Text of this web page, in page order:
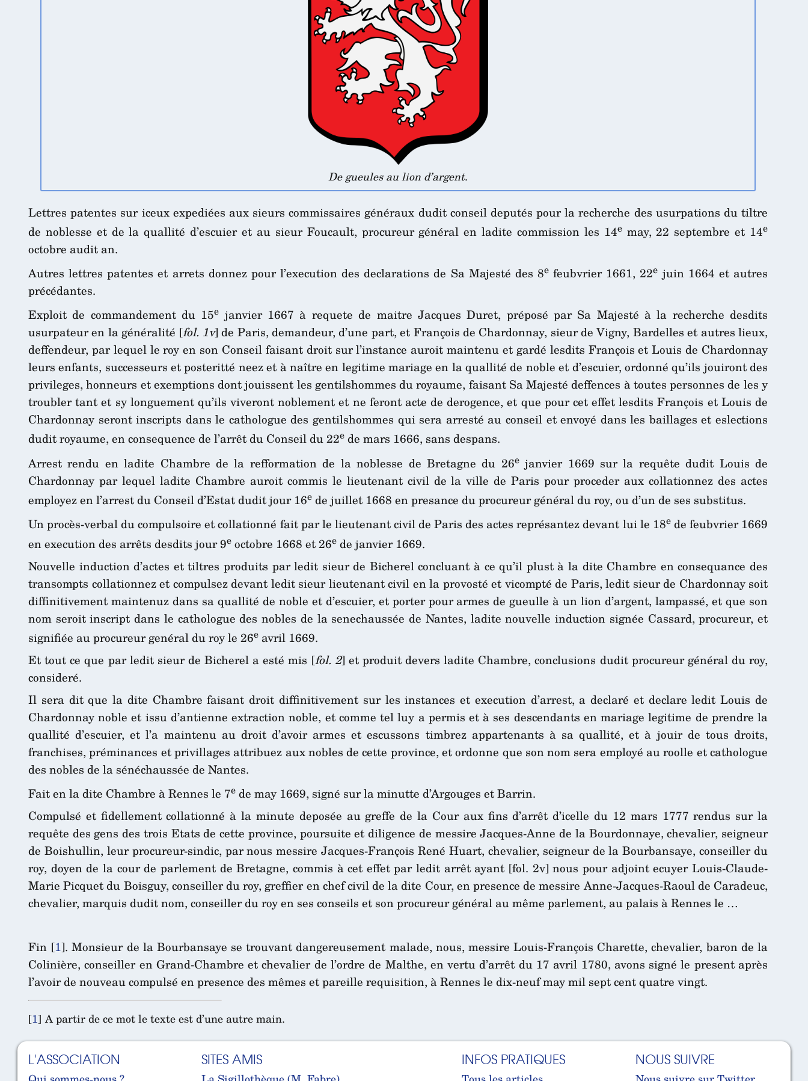
De gueules au lion d’argent.
Lettres patentes sur iceux expediées aux sieurs commissaires généraux dudit conseil deputés pour la recherche des usurpations du tiltre
de noblesse et de la quallité d’escuier et au sieur Foucault, procureur général en ladite commission les 14emay, 22 septembre et 14e
octobre audit an.
Autres lettres patentes et arrets donnez pour l’execution des declarations de Sa Majesté des 8e feubvrier 1661, 22e juin 1664 et autres
précédantes.
Exploit de commandement du 15e janvier 1667 à requete de maitre Jacques Duret, préposé par Sa Majesté à la recherche desdits
usurpateur en la généralité [fol. 1v] de Paris, demandeur, d’une part, et François de Chardonnay, sieur de Vigny, Bardelles et autres lieux,
deffendeur, par lequel le roy en son Conseil faisant droit sur l’instance auroit maintenu et gardé lesdits François et Louis de Chardonnay
leurs enfants, successeurs et posteritté neez et à naître en legitime mariage en la quallité de noble et d’escuier, ordonné qu’ils jouiront des
privileges, honneurs et exemptions dont jouissent les gentilshommes du royaume, faisant Sa Majesté deffences à toutes personnes de les y
troubler tant et sy longuement qu’ils viveront noblement et ne feront acte de derogence, et que pour cet effet lesdits François et Louis de
Chardonnay seront inscripts dans le cathologue des gentilshommes qui sera arresté au conseil et envoyé dans les baillages et eslections
dudit royaume, en consequence de l’arrêt du Conseil du 22e de mars 1666, sans despans.
Arrest rendu en ladite Chambre de la refformation de la noblesse de Bretagne du 26ejanvier 1669 sur la requête dudit Louis de
Chardonnay par lequel ladite Chambre auroit commis le lieutenant civil de la ville de Paris pour proceder aux collationnez des actes
employez en l’arrest du Conseil d’Estat dudit jour 16e de juillet 1668 en presance du procureur général du roy, ou d’un de ses substitus.
Un procès-verbal du compulsoire et collationné fait par le lieutenant civil de Paris des actes représantez devant lui le 18ede feubvrier 1669
en execution des arrêts desdits jour 9e octobre 1668 et 26e de janvier 1669.
Nouvelle induction d’actes et tiltres produits par ledit sieur de Bicherel concluant à ce qu’il plust à la dite Chambre en consequance des
transompts collationnez et compulsez devant ledit sieur lieutenant civil en la provosté et vicompté de Paris, ledit sieur de Chardonnay soit
diffinitivement maintenuz dans sa quallité de noble et d’escuier, et porter pour armes de gueulle à un lion d’argent, lampassé, et que son
nom seroit inscript dans le cathologue des nobles de la senechaussée de Nantes, ladite nouvelle induction signée Cassard, procureur, et
signifiée au procureur genéral du roy le 26e avril 1669.
Et tout ce que par ledit sieur de Bicherel a esté mis [fol. 2] et produit devers ladite Chambre, conclusions dudit procureur général du roy,
consideré.
Il sera dit que la dite Chambre faisant droit diffinitivement sur les instances et execution d’arrest, a declaré et declare ledit Louis de
Chardonnay noble et issu d’antienne extraction noble, et comme tel luy a permis et à ses descendants en mariage legitime de prendre la
quallité d’escuier, et l’a maintenu au droit d’avoir armes et escussons timbrez appartenants à sa quallité, et à jouir de tous droits,
franchises, préminances et privillages attribuez aux nobles de cette province, et ordonne que son nom sera employé au roolle et cathologue
des nobles de la sénéchaussée de Nantes.
Fait en la dite Chambre à Rennes le 7e de may 1669, signé sur la minutte d’Argouges et Barrin.
Compulsé et fidellement collationné à la minute deposée au greffe de la Cour aux fins d’arrêt d’icelle du 12 mars 1777 rendus sur la
requête des gens des trois Etats de cette province, poursuite et diligence de messire Jacques-Anne de la Bourdonnaye, chevalier, seigneur
de Boishullin, leur procureur-sindic, par nous messire Jacques-François René Huart, chevalier, seigneur de la Bourbansaye, conseiller du
roy, doyen de la cour de parlement de Bretagne, commis à cet effet par ledit arrêt ayant [fol. 2v] nous pour adjoint ecuyer Louis-Claude-
Marie Picquet du Boisguy, conseiller du roy, greffier en chef civil de la dite Cour, en presence de messire Anne-Jacques-Raoul de Caradeuc,
chevalier, marquis dudit nom, conseiller du roy en ses conseils et son procureur général au même parlement, au palais à Rennes le …
Fin [1]. Monsieur de la Bourbansaye se trouvant dangereusement malade, nous, messire Louis-François Charette, chevalier, baron de la
Colinière, conseiller en Grand-Chambre et chevalier de l’ordre de Malthe, en vertu d’arrêt du 17 avril 1780, avons signé le present après
l’avoir de nouveau compulsé en presence des mêmes et pareille requisition, à Rennes le dix-neuf may mil sept cent quatre vingt.
[1]A partir de ce mot le texte est d’une autre main.
L'ASSOCIATION SITES AMIS INFOS PRATIQUES NOUS SUIVRE